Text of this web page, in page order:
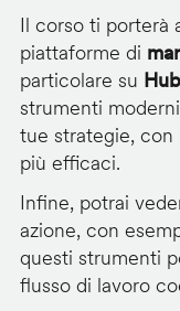
Il corso ti porterà
piattaforme di
particolare su
strumenti
tue strategie, con
più efficaci.
Infine, potrai
azione, con
questi strumenti
flusso di lavoro